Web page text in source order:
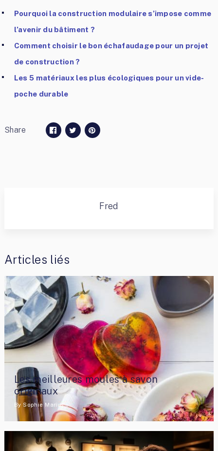
Pourquoi la construction modulaire s’impose comme
l’avenir du bâtiment ?
Comment choisir le bon échafaudage pour un projet
de construction ?
Les 5 matériaux les plus écologiques pour un vide-
poche durable
Share
Fred
Articles liés
Les meilleures moules à savon
originaux
By Sophie Marius